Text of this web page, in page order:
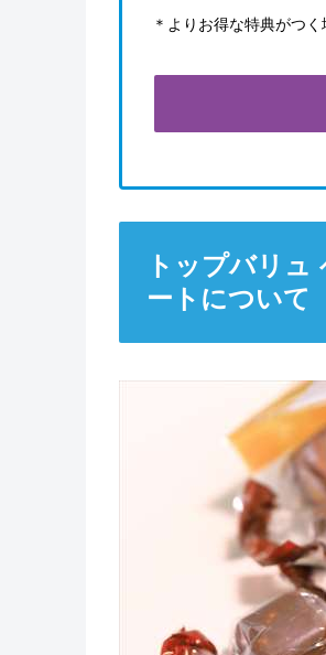
＊よりお得な特典がつく
トップバリ
ートについて